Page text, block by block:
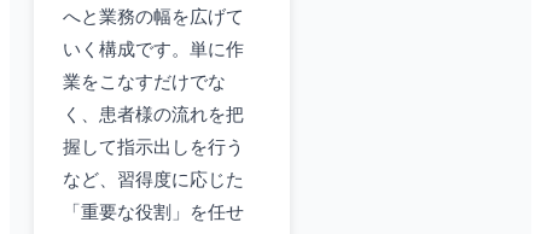
へと業務の幅を広げて
いく構成です。単に作
業をこなすだけでな
く、患者様の流れを把
握して指示出しを行う
など、習得度に応じた
「重要な役割」を任せ